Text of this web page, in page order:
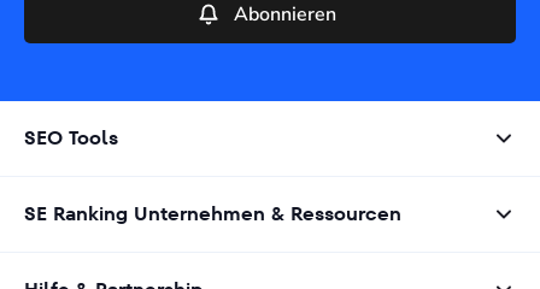
Abonnieren
SEO Tools
SE Ranking Unternehmen & Ressourcen